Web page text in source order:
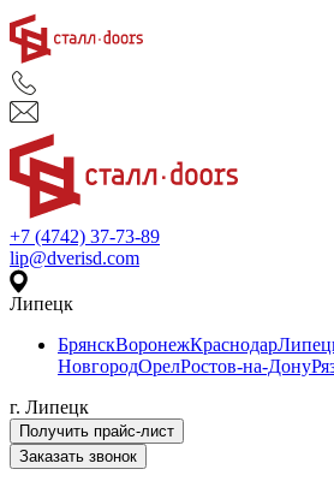
+7 (4742) 37-73-89
lip@dverisd.com
Липецк
БрянскВоронежКраснодар
НовгородОрелРостов-на-Дону
г. Липецк
Получить прайс-лист
Заказать звонок